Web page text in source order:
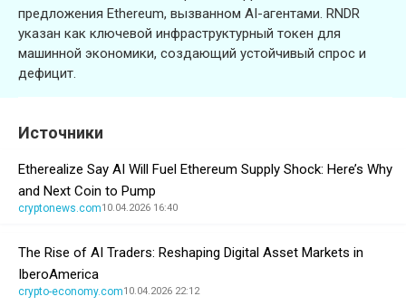
предложения Ethereum, вызванном AI-агентами. RNDR
указан как ключевой инфраструктурный токен для
машинной экономики, создающий устойчивый спрос и
дефицит.
Источники
Etherealize Say AI Will Fuel Ethereum Supply Shock: Here’s Why
and Next Coin to Pump
cryptonews.com10.04.2026 16:40
The Rise of AI Traders: Reshaping Digital Asset Markets in
IberoAmerica
crypto-economy.com10.04.2026 22:12